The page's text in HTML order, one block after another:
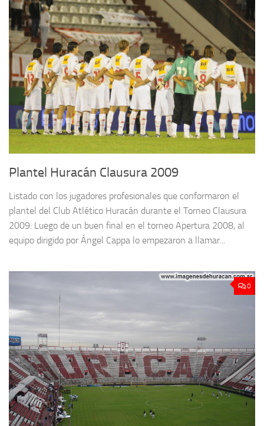
Plantel Huracán Clausura 2009
Listado con los jugadores profesionales que conformaron el
plantel del Club Atlético Huracán durante el Torneo Clausura
2009: Luego de un buen final en el torneo Apertura 2008, al
equipo dirigido por Ángel Cappa lo empezaron a llamar...
0